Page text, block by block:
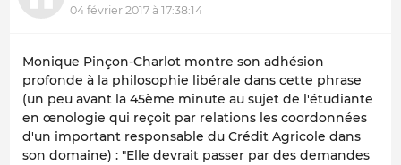
04 février 2017 à 17:38:14
Monique Pinçon-Charlot montre son adhésion
profonde à la philosophie libérale dans cette phrase
(un peu avant la 45ème minute au sujet de l'étudiante
en œnologie qui reçoit par relations les coordonnées
d'un important responsable du Crédit Agricole dans
son domaine) : "Elle devrait passer par des demandes